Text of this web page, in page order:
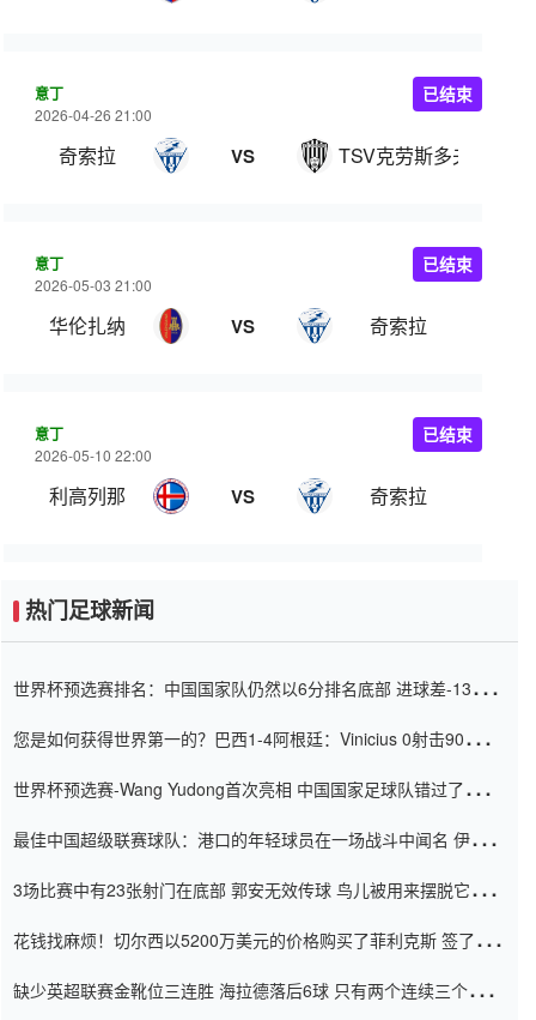
意丁
2026-04-26 21:00
奇索拉 VS TSV克劳斯多夫
已结束
意丁
2026-05-03 21:00
华伦扎纳 VS 奇索拉
已结束
意丁
2026-05-10 22:00
利高列那 VS 奇索拉
已结束
热门足球新闻
世界杯预选赛排名：中国国家队仍然以6分排名底部 进球差-13令人
您是如何获得世界第一的？巴西1-4阿根廷：Vinicius 0射击90分钟
世界杯预选赛-Wang Yudong首次亮相 中国国家足球队错过了世界
最佳中国超级联赛球队：港口的年轻球员在一场战斗中闻名 伊万放
3场比赛中有23张射门在底部 郭安无效传球 鸟儿被用来摆脱它
花钱找麻烦！切尔西以5200万美元的价格购买了菲利克斯 签了7年
缺少英超联赛金靴位三连胜 海拉德落后6球 只有两个连续三个连续